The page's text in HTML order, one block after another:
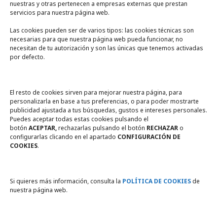
nuestras y otras pertenecen a empresas externas que prestan
servicios para nuestra página web.
Las cookies pueden ser de varios tipos: las cookies técnicas son
necesarias para que nuestra página web pueda funcionar, no
necesitan de tu autorización y son las únicas que tenemos activadas
por defecto.
El resto de cookies sirven para mejorar nuestra página, para
personalizarla en base a tus preferencias, o para poder mostrarte
publicidad ajustada a tus búsquedas, gustos e intereses personales.
Puedes aceptar todas estas cookies pulsando el
botón ACEPTAR,rechazarlas pulsando el botón RECHAZARo
configurarlas clicando en el apartado CONFIGURACIÓN DE
COOKIES.
Si quieres más información, consulta la POLÍTICA DE COOKIESde
nuestra página web.
A un click
Tienda online Legal
Política de privacidad
Política de Cookies